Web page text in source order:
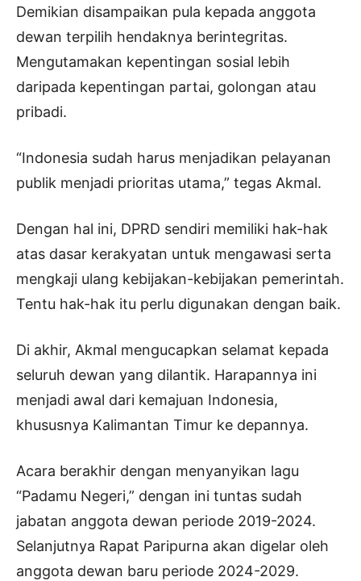
Demikian disampaikan pula kepada anggota
dewan terpilih hendaknya berintegritas.
Mengutamakan kepentingan sosial lebih
daripada kepentingan partai, golongan atau
pribadi.
“Indonesia sudah harus menjadikan pelayanan
publik menjadi prioritas utama,” tegas Akmal.
Dengan hal ini, DPRD sendiri memiliki hak-hak
atas dasar kerakyatan untuk mengawasi serta
mengkaji ulang kebijakan-kebijakan pemerintah.
Tentu hak-hak itu perlu digunakan dengan baik.
Di akhir, Akmal mengucapkan selamat kepada
seluruh dewan yang dilantik. Harapannya ini
menjadi awal dari kemajuan Indonesia,
khususnya Kalimantan Timur ke depannya.
Acara berakhir dengan menyanyikan lagu
“Padamu Negeri,” dengan ini tuntas sudah
jabatan anggota dewan periode 2019-2024.
Selanjutnya Rapat Paripurna akan digelar oleh
anggota dewan baru periode 2024-2029.